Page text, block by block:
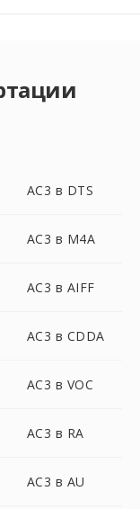
AC3 в DTS
AC3 в M4A
AC3 в AIFF
AC3 в CDDA
AC3 в VOC
AC3 в RA
AC3 в AU